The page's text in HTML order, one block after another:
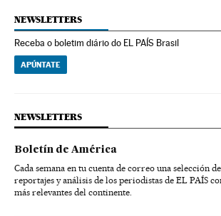
NEWSLETTERS
Receba o boletim diário do EL PAÍS Brasil
APÚNTATE
NEWSLETTERS
Boletín de América
Cada semana en tu cuenta de correo una selección
reportajes y análisis de los periodistas de EL PAÍS
más relevantes del continente.